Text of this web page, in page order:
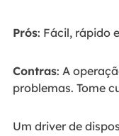
Prós: Fácil, rápido
Contras: A
problemas. Tome
Um driver de